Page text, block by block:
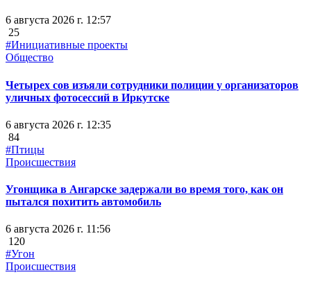
6 августа 2026 г. 12:57
25
#Инициативные проекты
Общество
Четырех сов изъяли сотрудники полиции у организаторов
уличных фотосессий в Иркутске
6 августа 2026 г. 12:35
84
#Птицы
Происшествия
Угонщика в Ангарске задержали во время того, как он
пытался похитить автомобиль
6 августа 2026 г. 11:56
120
#Угон
Происшествия